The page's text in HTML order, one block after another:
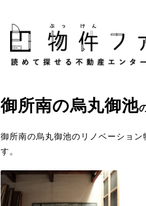
御所南の烏丸御池
御所南の烏丸御池のリノベーショ
す。